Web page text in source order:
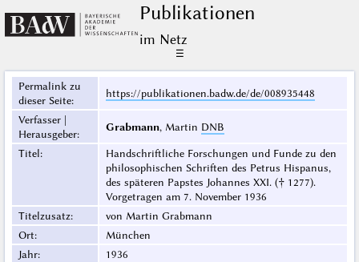
Publikationen
im Netz
☰
Permalink zu
dieser Seite:
https://publikationen.badw.de/de/008935448
Verfasser |
Herausgeber:
Grabmann, Martin DNB
Titel:
Handschriftliche Forschungen und Funde zu den
philosophischen Schriften des Petrus Hispanus,
des späteren Papstes Johannes XXI. († 1277).
Vorgetragen am 7. November 1936
Titelzusatz:
von Martin Grabmann
Ort:
München
Jahr:
1936